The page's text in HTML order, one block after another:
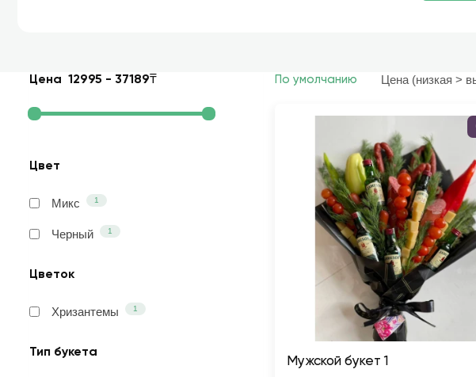
Цена 12995 - 37189₸
Цвет
Микс 1
Черный 1
Цветок
Хризантемы 1
Тип букета
По умолчанию Цена (низкая >
Мужской букет 1